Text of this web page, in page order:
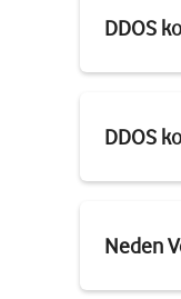
DDOS
DDOS
Neden